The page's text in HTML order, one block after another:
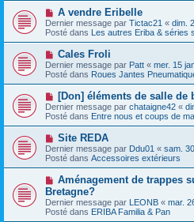
a
g
e
a
u
m
e
s
s
g
e
N
o
u
v
a
u
m
e
s
a
g
e
A vendre Eribelle
Dernier message par Tictac21 « dim.
Posté dans Les autres Eriba & séries
N
o
u
v
e
u
m
e
s
s
a
g
Cales Froli
Dernier message par Patt « mer. 15
Posté dans Roues Jantes
N
o
u
v
e
a
u
m
e
s
s
a
g
e
[Don] éléments de salle de
Dernier message par chataigne42 «
Posté dans Entre nous et coups de
N
o
u
v
a
u
m
e
Site REDA
Dernier message par Ddu01 « sam.
Posté dans Accessoires extérieurs
N
u
v
e
Aménagement de trappes
Bretagne?
Dernier message par LEONB « mar.
Posté dans ERIBA Familia & Pan